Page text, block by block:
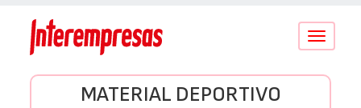
Conmutar
MATERIAL DEPORTIVO